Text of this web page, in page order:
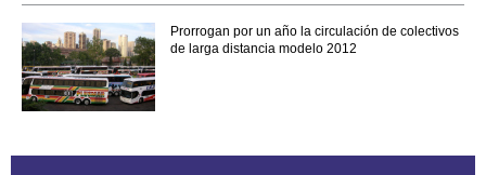
Prorrogan por un año la circulación de colectivos
de larga distancia modelo 2012